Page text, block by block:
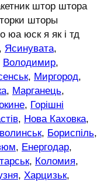
штор штора
шторы
юа юск я як і тд
Ясинувата,
Володимир,
, Миргород,
, Марганець,
, Горішні
, Нова Каховка,
, Бориспіль,
, Енергодар,
, Коломия,
, Харцизьк,